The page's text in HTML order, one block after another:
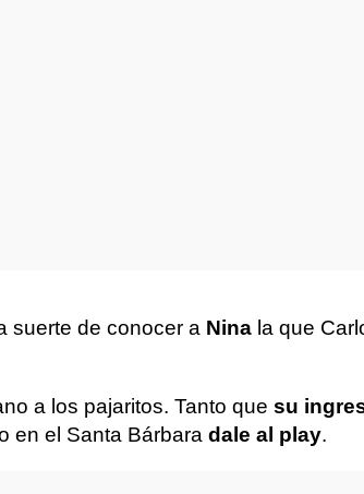
suerte de conocer a Nina la que
a los pajaritos. Tanto que su
en el Santa Bárbara dale al play.